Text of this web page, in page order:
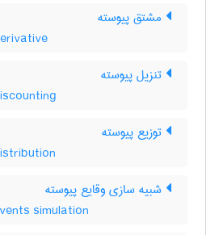
مشتق پیوسته
تنزیل پیوسته
توزیع پیوسته
شبیه سازی وقایع پیوسته
simulation